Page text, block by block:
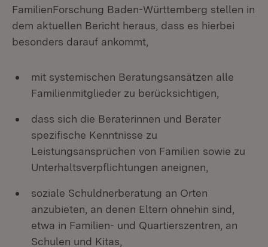
FamilienForschung Baden-Württemberg stellen in
dem aktuellen Bericht heraus, dass es hierbei
besonders darauf ankommt,
mit systemischen Beratungsansätzen alle
Familienmitglieder zu berücksichtigen,
dass sich die Beraterinnen und Berater
spezifische Kenntnisse zu
Leistungsansprüchen von Familien sowie zu
Unterhaltsverpflichtungen aneignen,
soziale Schuldnerberatung an Orten
anzubieten, an denen Eltern ohnehin sind,
etwa in Familien- und Quartierszentren, an
Schulen und Kitas,